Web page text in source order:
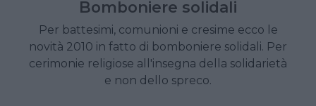
Bomboniere solidali
Per battesimi, comunioni e cresime ecco le
novità 2010 in fatto di bomboniere solidali. Per
cerimonie religiose all'insegna della solidarietà
e non dello spreco.